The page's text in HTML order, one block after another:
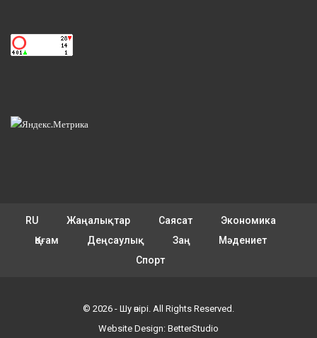
RU Жаңалықтар Саясат
Экономика
Қоғам
Деңсаулық Заң
Мәдениет
Спорт
© 2026 - Шу өнірі. All Rights Reserved.
Website Design: BetterStudio